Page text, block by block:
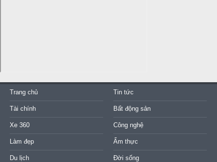
Trang chủ Tin tức
Tài chính Bất động sản
Xe 360 Công nghệ
Làm đẹp Ẩm thực
Du lịch Đời sống